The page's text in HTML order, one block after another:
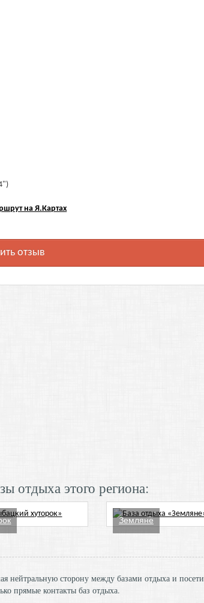
на Я.Картах
отзыв
отдыха этого региона:
Земляне
нейтральную сторону между базами отдыха и
прямые контакты баз отдыха.